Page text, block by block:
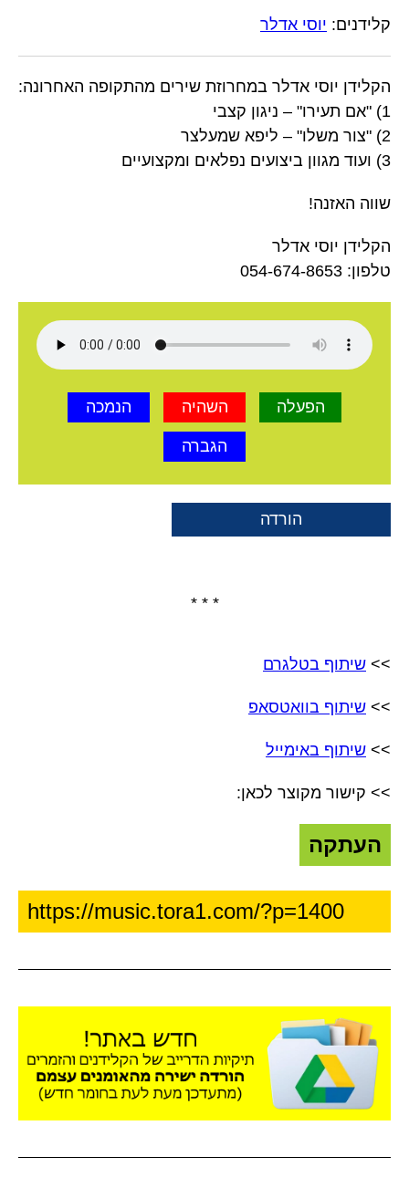
קלידנים: יוסי אדלר
הקלידן יוסי אדלר במחרוזת שירים מהתקופה האחרונה:
1) "אם תעירו" – ניגון קצבי
2) "צור משלו" – ליפא שמעלצר
3) ועוד מגוון ביצועים נפלאים ומקצועיים
שווה האזנה!
הקלידן יוסי אדלר
טלפון: 054-674-8653
הפעלה השהיה הנמכה
הגברה
הורדה
* * *
>> שיתוף בטלגרם
>> שיתוף בוואטסאפ
>> שיתוף באימייל
>> קישור מקוצר לכאן:
העתקה